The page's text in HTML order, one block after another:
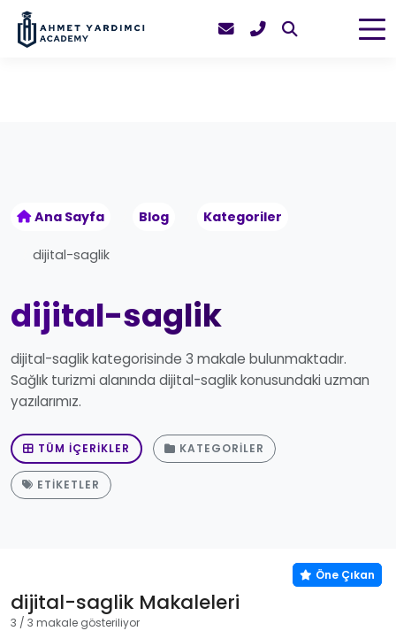
Ana Sayfa Blog Kategoriler
dijital-saglik
dijital-saglik
dijital-saglik kategorisinde 3 makale bulunmaktadır.
Sağlık turizmi alanında dijital-saglik konusundaki uzman
yazılarımız.
TÜM İÇERIKLER KATEGORILER
ETIKETLER
dijital-saglik Makaleleri
3 / 3 makale gösteriliyor
Öne Çıkan
Öne Çıkan
Öne Çıkan